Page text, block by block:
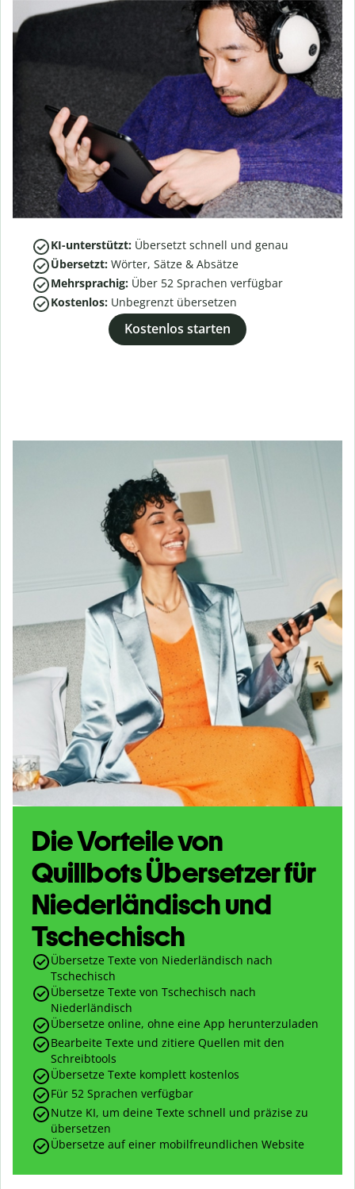
KI-unterstützt: Übersetzt schnell und genau
Übersetzt: Wörter, Sätze & Absätze
Mehrsprachig: Über 52 Sprachen verfügbar
Kostenlos: Unbegrenzt übersetzen
Kostenlos starten
Die Vorteile von
Quillbots Übersetzer für
Niederländisch und
Tschechisch
Übersetze Texte von Niederländisch nach
Tschechisch
Übersetze Texte von Tschechisch nach
Niederländisch
Übersetze online, ohne eine App herunterzuladen
Bearbeite Texte und zitiere Quellen mit den
Schreibtools
Übersetze Texte komplett kostenlos
Für 52 Sprachen verfügbar
Nutze KI, um deine Texte schnell und präzise zu
übersetzen
Übersetze auf einer mobilfreundlichen Website